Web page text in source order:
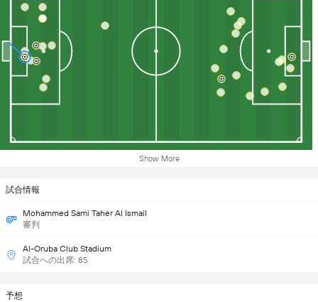
Show More
試合情報
Mohammed Sami Taher Al Ismail
審判
Al-Oruba Club Stadium
試合への出席: 85
予想